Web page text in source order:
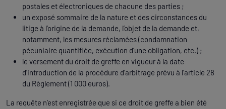
postales et électroniques de chacune des parties ;
un exposé sommaire de la nature et des circonstances du
litige à l’origine de la demande, l’objet de la demande et,
notamment, les mesures réclamées (condamnation
pécuniaire quantifiée, exécution d’une obligation, etc.) ;
le versement du droit de greffe en vigueur à la date
d’introduction de la procédure d’arbitrage prévu à l’article 28
du Règlement (1 000 euros).
La requête n’est enregistrée que si ce droit de greffe a bien été